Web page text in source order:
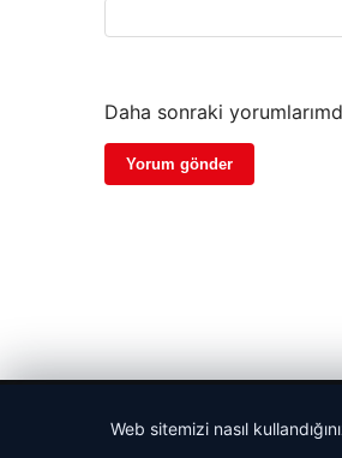
Daha sonraki
Web sitemizi nasıl